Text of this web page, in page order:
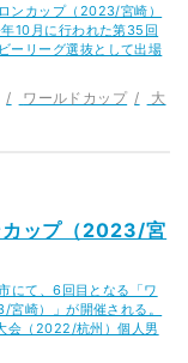
ンカップ（2023/宮崎）
10月に行われた第35回
ーリーグ選抜として出場
ワールドカップ
大
カップ（2023/宮
にて、6回目となる「ワ
崎）」が開催される。
会（2022/杭州）個人男